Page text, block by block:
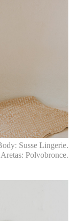
Susse Lingerie.
Aretas: Polvobronce.